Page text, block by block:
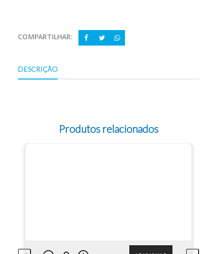
COMPARTILHAR:
DESCRIÇÃO
Produtos relacionados